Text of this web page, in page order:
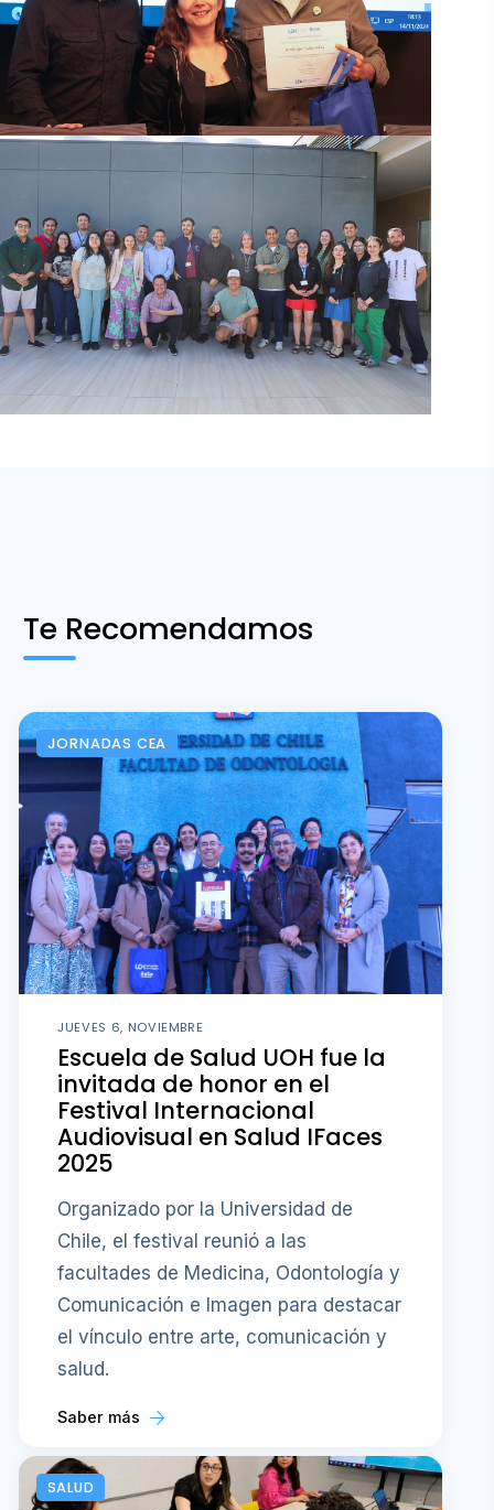
Te Recomendamos
JORNADAS CEA
JUEVES 6, NOVIEMBRE
Escuela de Salud UOH fue la
invitada de honor en el
Festival Internacional
Audiovisual en Salud IFaces
2025
Organizado por la Universidad de
Chile, el festival reunió a las
facultades de Medicina, Odontología y
Comunicación e Imagen para destacar
el vínculo entre arte, comunicación y
salud.
Saber más
SALUD